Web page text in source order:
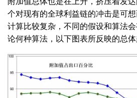
个对现有的全球利益链的冲击是可
计算比较复杂，不同的假设和算法
论何种算法，以下图表所反映的总体